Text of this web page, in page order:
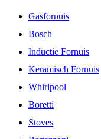
Gasfornuis
Bosch
Inductie Fornuis
Keramisch Fornuis
Whirlpool
Boretti
Stoves